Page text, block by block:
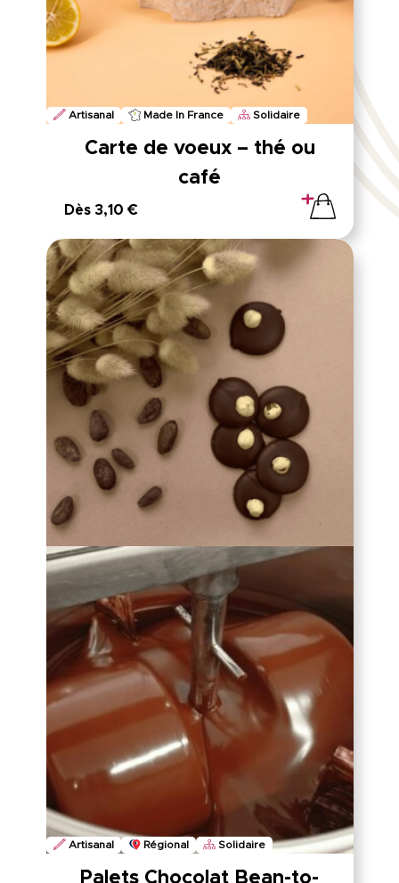
Artisanal Made In France Solidaire
Carte de voeux – thé ou
café
Dès 3,10 €
Artisanal Régional Solidaire
Palets Chocolat Bean-to-